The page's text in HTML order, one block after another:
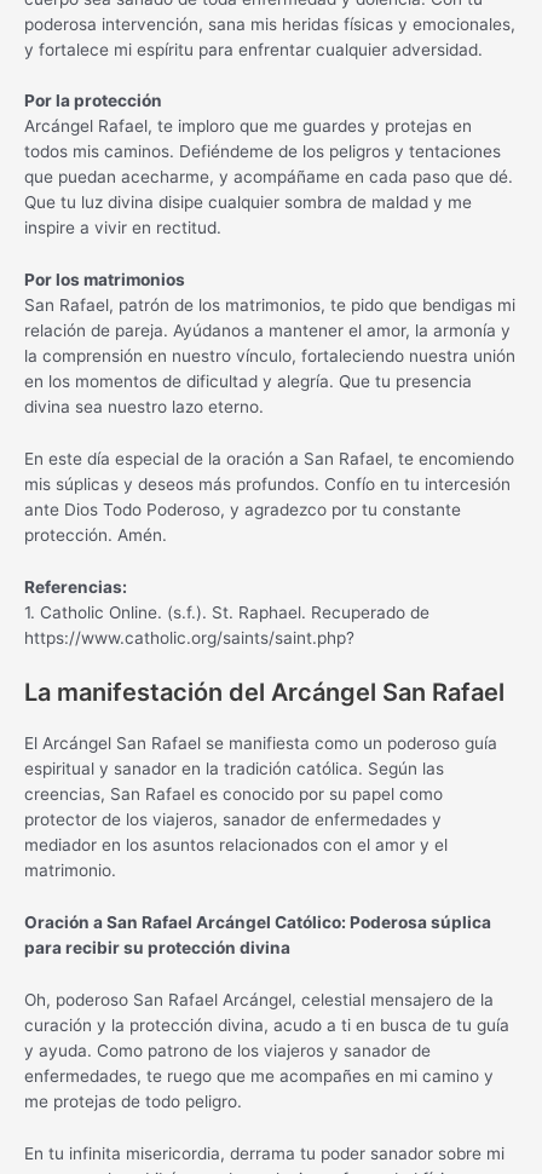
poderosa intervención, sana mis heridas físicas y emocionales,
y fortalece mi espíritu para enfrentar cualquier adversidad.
Por la protección
Arcángel Rafael, te imploro que me guardes y protejas en
todos mis caminos. Defiéndeme de los peligros y tentaciones
que puedan acecharme, y acompáñame en cada paso que dé.
Que tu luz divina disipe cualquier sombra de maldad y me
inspire a vivir en rectitud.
Por los matrimonios
San Rafael, patrón de los matrimonios, te pido que bendigas mi
relación de pareja. Ayúdanos a mantener el amor, la armonía y
la comprensión en nuestro vínculo, fortaleciendo nuestra unión
en los momentos de dificultad y alegría. Que tu presencia
divina sea nuestro lazo eterno.
En este día especial de la oración a San Rafael, te encomiendo
mis súplicas y deseos más profundos. Confío en tu intercesión
ante Dios Todo Poderoso, y agradezco por tu constante
protección. Amén.
Referencias:
1. Catholic Online. (s.f.). St. Raphael. Recuperado de
https://www.catholic.org/saints/saint.php?
La manifestación del Arcángel San Rafael
El Arcángel San Rafael se manifiesta como un poderoso guía
espiritual y sanador en la tradición católica. Según las
creencias, San Rafael es conocido por su papel como
protector de los viajeros, sanador de enfermedades y
mediador en los asuntos relacionados con el amor y el
matrimonio.
Oración a San Rafael Arcángel Católico: Poderosa súplica
para recibir su protección divina
Oh, poderoso San Rafael Arcángel, celestial mensajero de la
curación y la protección divina, acudo a ti en busca de tu guía
y ayuda. Como patrono de los viajeros y sanador de
enfermedades, te ruego que me acompañes en mi camino y
me protejas de todo peligro.
En tu infinita misericordia, derrama tu poder sanador sobre mi